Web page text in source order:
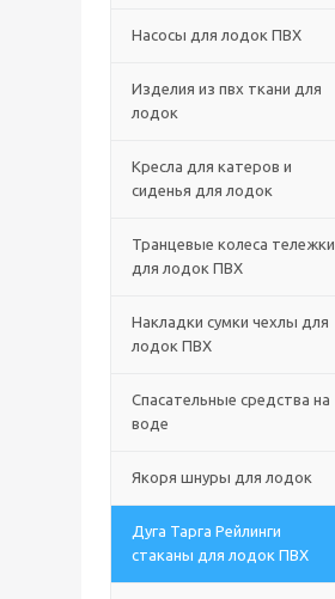
Насосы для лодок ПВХ
Изделия из пвх ткани для
лодок
Кресла для катеров и
сиденья для лодок
Транцевые колеса тележки
для лодок ПВХ
Накладки сумки чехлы для
лодок ПВХ
Спасательные средства на
воде
Якоря шнуры для лодок
Дуга Тарга Рейлинги
стаканы для лодок ПВХ